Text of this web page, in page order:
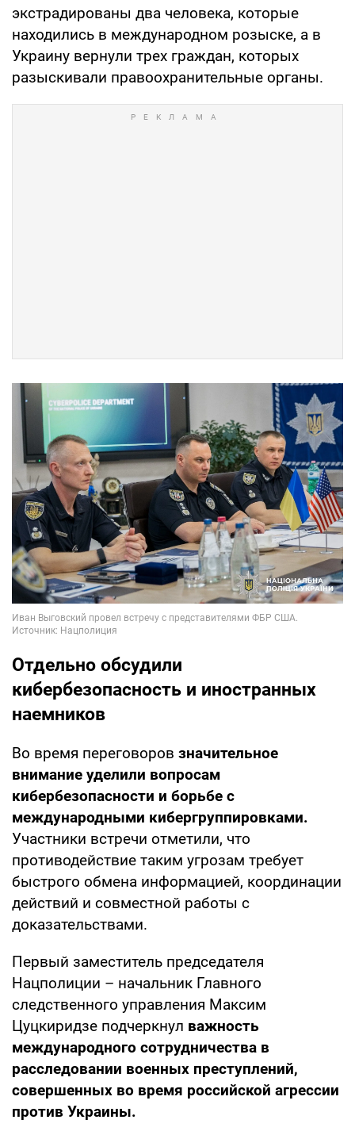
экстрадированы два человека, которые
находились в международном розыске, а в
Украину вернули трех граждан, которых
разыскивали правоохранительные органы.
Отдельно обсудили
кибербезопасность и иностранных
наемников
Во время переговоров значительное
внимание уделили вопросам
кибербезопасности и борьбе с
международными кибергруппировками.
Участники встречи отметили, что
противодействие таким угрозам требует
быстрого обмена информацией, координации
действий и совместной работы с
доказательствами.
Первый заместитель председателя
Нацполиции – начальник Главного
следственного управления Максим
Цуцкиридзе подчеркнул важность
международного сотрудничества в
расследовании военных преступлений,
совершенных во время российской агрессии
против Украины.